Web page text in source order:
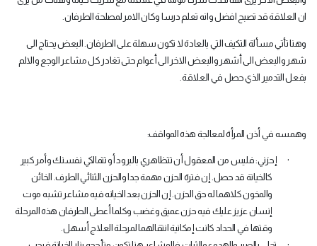
ان العلاقة قد تصبح افضل وانه تعلم درسا وكان الامر لمصلحة الطرفان.
وهنا تأتي مسألة التكيف التي بالعادة لا تكون سهلة على الطرفان. البعض يحتاج الى
شهر والبعض الى أشهر والبعض الاخر الى أعوام حتى تغادر كل مشاعر الوجع والالم
بفعل التدمير الذي حصل في العلاقة.
وهمسه في أذن المرأة لمعالجة هذه المواقف:
·
إحزني: فليس من المعقول أن تتظاهري بالبرود أو تتمالكي نفسنك وأمر كبير
كالخيانة قد حصل. إن فترة الحزن مهمة جدا والحزن الثنائي الطرف. الخائن
والمخون كلاهما له حق الحزن. إن الحزن بعد الخيانه فيه مشاعر تشبه موت
إنسان عزيز عليك فيه حزن عميق وغضب وكلما أعطى الطرفان هذه المرحلة
وقتها في الحداد كانت إمكانية انتقالهما لمرحلة العلاج أسهل.